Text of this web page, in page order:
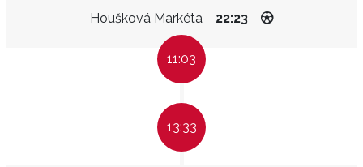
Houšková Markéta 22:23
11:03
13:33